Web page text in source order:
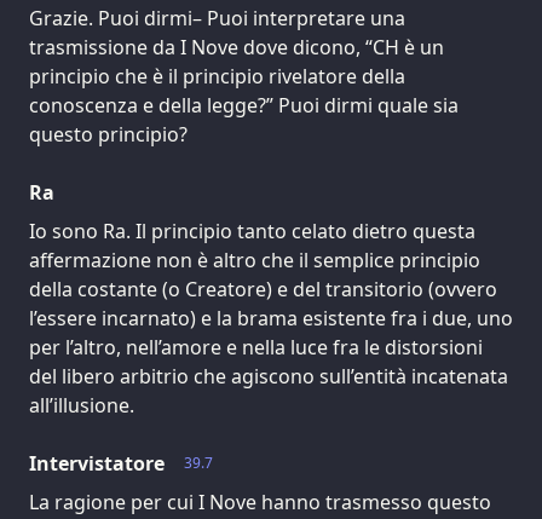
Grazie. Puoi dirmi– Puoi interpretare una
trasmissione da I Nove dove dicono, “CH è un
principio che è il principio rivelatore della
conoscenza e della legge?” Puoi dirmi quale sia
questo principio?
Ra
Io sono Ra. Il principio tanto celato dietro questa
affermazione non è altro che il semplice principio
della costante (o Creatore) e del transitorio (ovvero
l’essere incarnato) e la brama esistente fra i due, uno
per l’altro, nell’amore e nella luce fra le distorsioni
del libero arbitrio che agiscono sull’entità incatenata
all’illusione.
39.7
Intervistatore
La ragione per cui I Nove hanno trasmesso questo